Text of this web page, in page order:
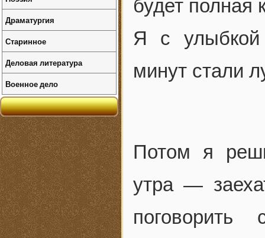
будет полная
Я с улыбкой
минут стали
Потом я
утра —
Драматургия
Старинное
Деловая литература
Военное дело